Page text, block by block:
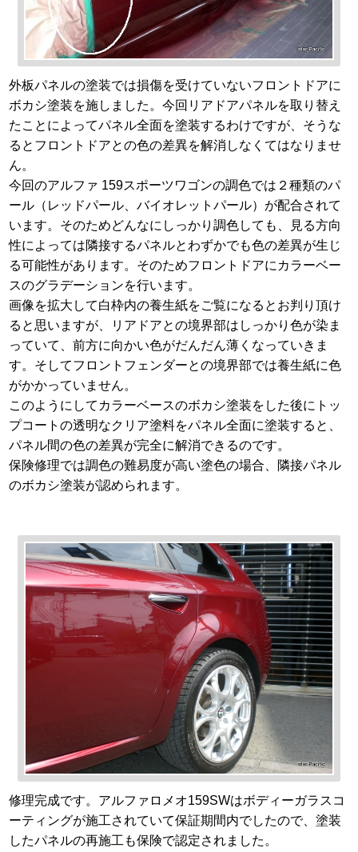
外板パネルの塗装では損傷を受けていないフロントドアに
ボカシ塗装を施しました。今回リアドアパネルを取り替え
たことによってパネル全面を塗装するわけですが、そうな
るとフロントドアとの色の差異を解消しなくてはなりませ
ん。
今回のアルファ 159スポーツワゴンの調色では２種類のパ
ール（レッドパール、バイオレットパール）が配合されて
います。そのためどんなにしっかり調色しても、見る方向
性によっては隣接するパネルとわずかでも色の差異が生じ
る可能性があります。そのためフロントドアにカラーベー
スのグラデーションを行います。
画像を拡大して白枠内の養生紙をご覧になるとお判り頂け
ると思いますが、リアドアとの境界部はしっかり色が染ま
っていて、前方に向かい色がだんだん薄くなっていきま
す。そしてフロントフェンダーとの境界部では養生紙に色
がかかっていません。
このようにしてカラーベースのボカシ塗装をした後にトッ
プコートの透明なクリア塗料をパネル全面に塗装すると、
パネル間の色の差異が完全に解消できるのです。
保険修理では調色の難易度が高い塗色の場合、隣接パネル
のボカシ塗装が認められます。
修理完成です。アルファロメオ159SWはボディーガラスコ
ーティングが施工されていて保証期間内でしたので、塗装
したパネルの再施工も保険で認定されました。